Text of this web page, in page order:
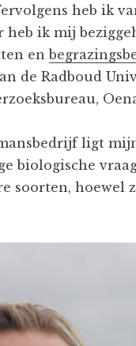
heb ik
heb ik mij
en
de Radboud
ligt
biologische
soorten, hoewel